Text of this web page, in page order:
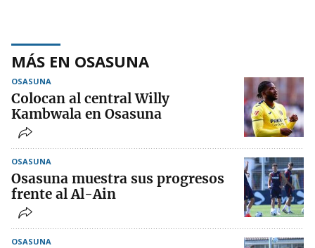
MÁS EN OSASUNA
OSASUNA
Colocan al central Willy
Kambwala en Osasuna
OSASUNA
Osasuna muestra sus progresos
frente al Al-Ain
OSASUNA